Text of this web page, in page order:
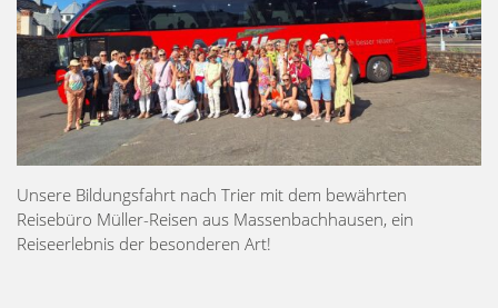
Unsere Bildungsfahrt nach Trier mit dem bewährten
Reisebüro Müller-Reisen aus Massenbachhausen, ein
Reiseerlebnis der besonderen Art!